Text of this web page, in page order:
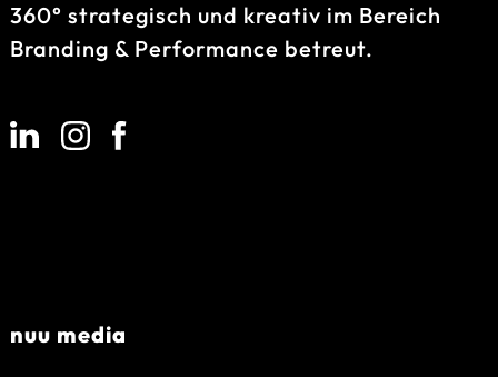
360° strategisch und kreativ im Bereich
Branding & Performance betreut.
nuu media